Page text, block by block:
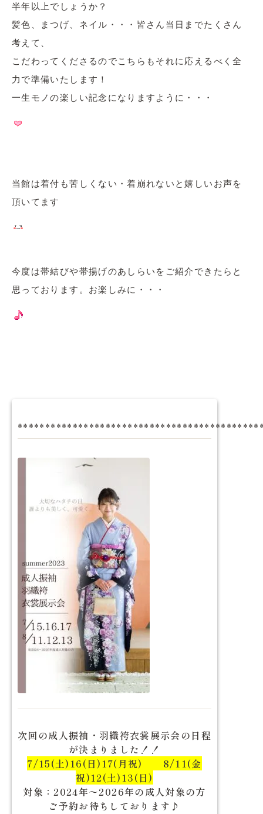
半年以上でしょうか？
髪色、まつげ、ネイル・・・皆さん当日までたくさん
考えて、
こだわってくださるのでこちらもそれに応えるべく全
力で準備いたします！
一生モノの楽しい記念になりますように・・・
当館は着付も苦しくない・着崩れないと嬉しいお声を
頂いてます
今度は帯結びや帯揚げのあしらいをご紹介できたらと
思っております。お楽しみに・・・
次回の成人振袖・羽織袴衣裳展示会の日程
が決まりました！！
7/15(土)16(日)17(月祝) 8/11(金
祝)12(土)13(日)
対象：2024年〜2026年の成人対象の方
ご予約お待ちしております♪